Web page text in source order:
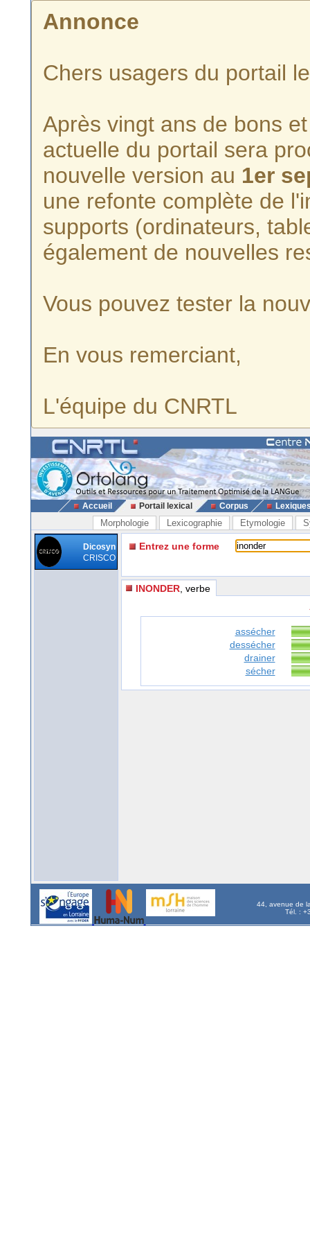
Annonce
Chers usagers du portail
Après vingt ans de bons
actuelle du portail sera
nouvelle version au 1er
une refonte complète de
supports (ordinateurs,
également de nouvelles
Vous pouvez tester la
En vous remerciant,
L'équipe du CNRTL
Accueil Portail lexical Corpus
Morphologie Lexicographie Etymologie
Dicosyn
CRISCO
Entrez une forme
INONDER , verbe
assécher
dessécher
drainer
sécher
44, avenue de
Tél. :